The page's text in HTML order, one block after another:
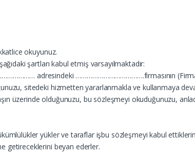
okuyunuz.
şartları kabul etmiş varsayılmaktadır:
adresindeki ……………………………….firmasının (Firma)
sitedeki hizmetten yararlanmakla ve kullanmaya
üzerinde olduğunuzu, bu sözleşmeyi okuduğunuzu,
yükler ve taraflar işbu sözleşmeyi kabul
getireceklerini beyan ederler.